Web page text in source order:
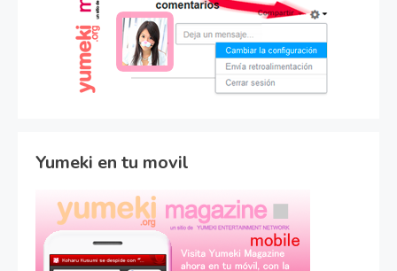
Yumeki en tu movil